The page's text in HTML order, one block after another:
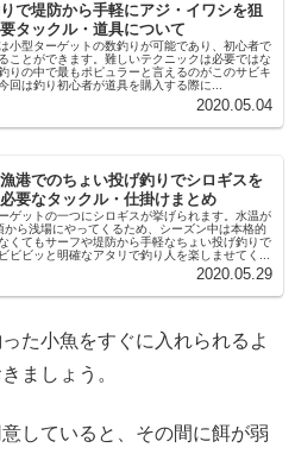
で堤防から手軽にアジ・イワシを狙
タックル・道具について
小型ターゲットの数釣りが可能であり、初心者で
ことができます。難しいテクニックは必要ではな
りの中で最もポピュラーと言えるのがこのサビキ
回は釣り初心者が道具を購入する際に...
2020.05.04
港でのちょい投げ釣りでシロギスを
要なタックル・仕掛けまとめ
ゲットの一つにシロギスが挙げられます。水温が
から浅場にやってくるため、シーズン中は本格的
くてもサーフや堤防から手軽なちょい投げ釣りで
ビビッと明確なアタリで釣り人を楽しませてく...
2020.05.29
た小魚をすぐに入れられるよ
ましょう。
していると、その間に餌が弱